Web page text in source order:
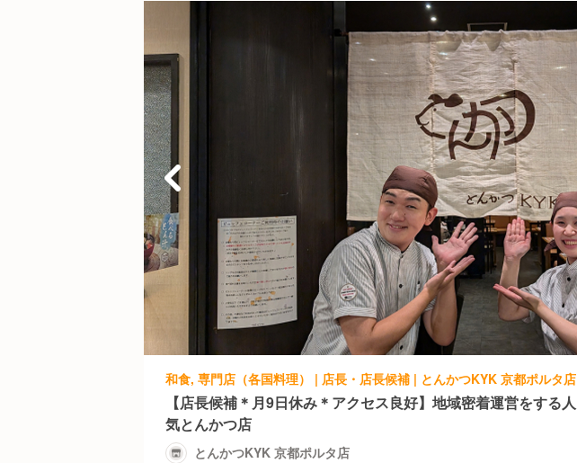
和食, 専門店（各国料理） | 店長・店長候補 | とんかつKYK 京都ポルタ店
【店長候補＊月9日休み＊アクセス良好】地域密着運営をする人
気とんかつ店
とんかつKYK 京都ポルタ店